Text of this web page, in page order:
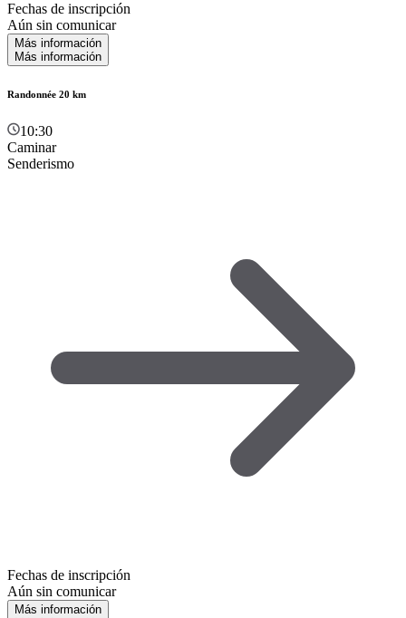
Fechas de inscripción
Aún sin comunicar
Más información
Más información
Randonnée 20 km
10:30
Caminar
Senderismo
Fechas de inscripción
Aún sin comunicar
Más información